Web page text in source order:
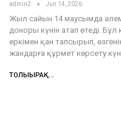
admin2 Jun 14, 2026
Жыл сайын 14 маусымда
доноры күнін атап өтеді.
еркімен қан тапсырып,
жандарға құрмет көрсету
ТОЛЫҒЫРАҚ...